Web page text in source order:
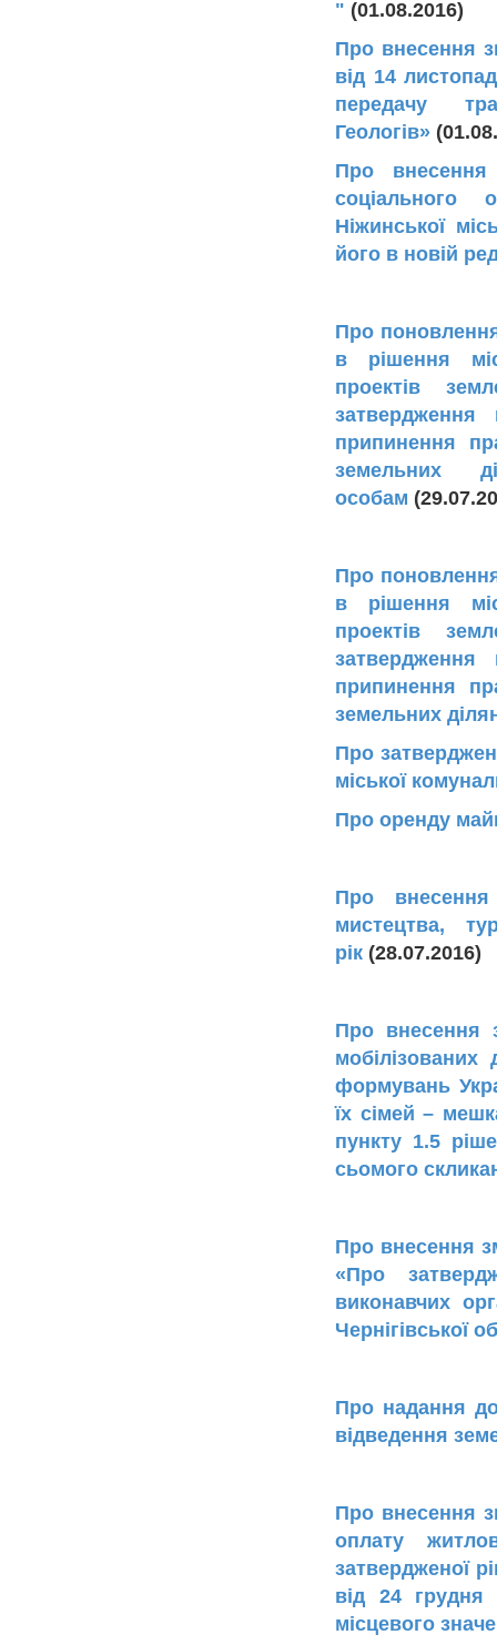
" (01.08.2016)
Про внесення
від 14
передачу
Геологів»
Про
соціального
Ніжинської
його в новій
Про
в рішення
проектів
затвердження
припинення
земельних
особам
Про
в рішення
проектів
затвердження
припинення
земельних
Про
міської
Про оренду
Про
мистецтва,
рік (28.07.2016)
Про внесення
формувань
їх сімей –
пункту 1.5
сьомого
Про внесення
«Про
виконавчих
Чернігівської
Про надання
відведення
Про внесення
оплату
затвердженої
від 24
місцевого